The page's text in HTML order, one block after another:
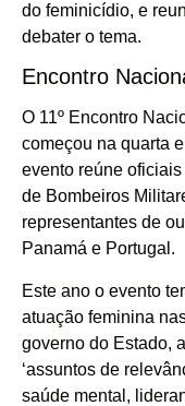
do feminicídio, e
debater o tema.
Encontro
O 11º Encontro
começou na quarta
evento reúne
de Bombeiros
representantes de
Panamá e Portugal.
Este ano o evento
atuação feminina
governo do Estado,
‘assuntos de
saúde mental,